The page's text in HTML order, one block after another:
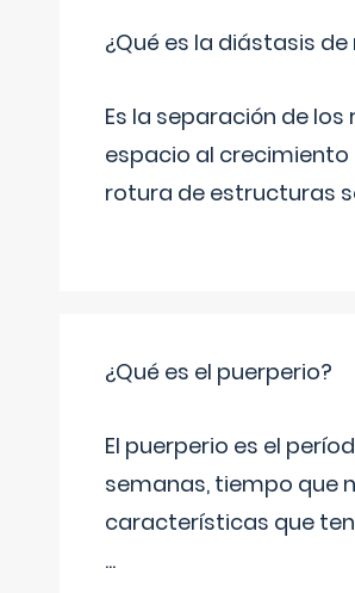
¿Qué es la diástasis
Es la separación de
espacio al crecimiento
rotura de estructuras
¿Qué es el puerperio?
El puerperio es el
semanas, tiempo que
características que
...